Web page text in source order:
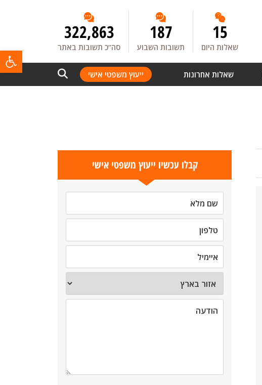
15
שאלות היום
187
תשובות השבוע
322,863
סה”כ תשובות באתר
שאלות אחרונות ייעוץ משפטי אישי
קבלו עכשיו ייעוץ משפטי אישי